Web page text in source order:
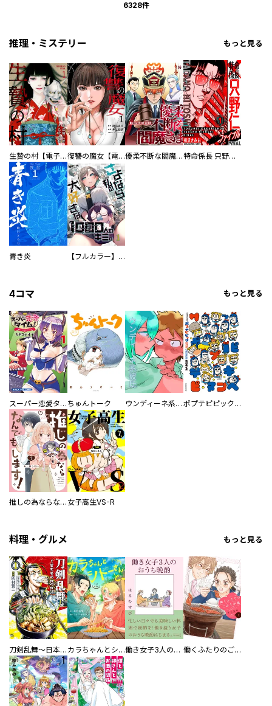
6328件
推理・ミステリー もっと見る
生贄の村【電子単行本版】 復讐の魔女【電子単行本版】 優柔不断な閻魔さま 特命係長 只野仁ファイナル 愛蔵版
青き炎 【フルカラー】さよなら、私の大好きな１０００人のキミ。
4コマ もっと見る
スーパー恋愛タイム！～現場でドＳな彼女は自宅でデレる～ ちゅんトーク ウンディーネ系彼氏 ポプテピピック SEASON EIGHT
推しの為ならなんでもします！ 女子高生VS-R
料理・グルメ もっと見る
刀剣乱舞～日本号つれづれ酒～ カラちゃんとシトーさんと、 【分冊版】 働き女子3人のおうち晩酌 働くふたりのごほうび飯